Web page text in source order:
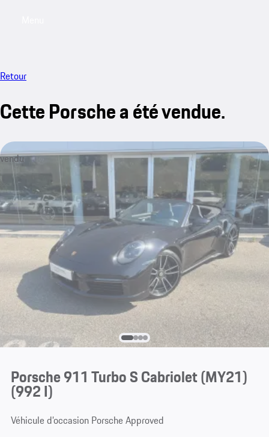
Retour
Cette Porsche a été vendue.
vendu
Porsche 911 Turbo S Cabriolet (MY21)
(992 I)
Véhicule d’occasion Porsche Approved